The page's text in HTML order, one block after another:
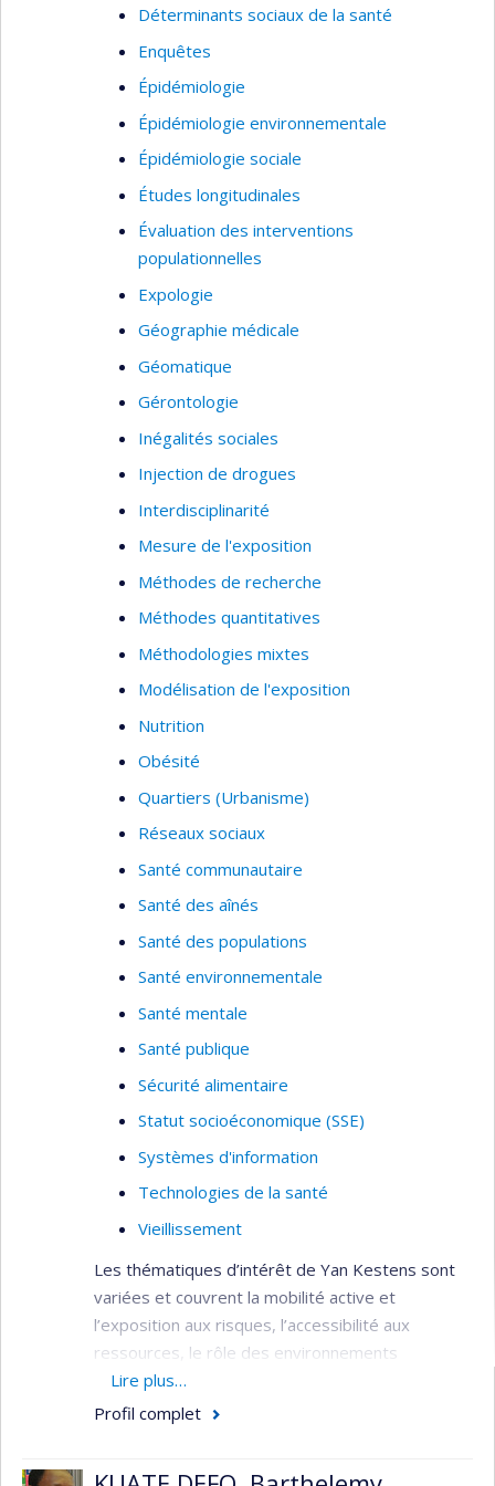
ces interventions de santé publique peuvent
changer les voisinages pour le mieux.
Déterminants sociaux de la santé
Enquêtes
Épidémiologie
Épidémiologie environnementale
Épidémiologie sociale
Études longitudinales
Évaluation des interventions
populationnelles
Expologie
Géographie médicale
Géomatique
Gérontologie
Inégalités sociales
Injection de drogues
Interdisciplinarité
Mesure de l'exposition
Méthodes de recherche
Méthodes quantitatives
Méthodologies mixtes
Modélisation de l'exposition
Nutrition
Obésité
Quartiers (Urbanisme)
Réseaux sociaux
Santé communautaire
Santé des aînés
Santé des populations
Santé environnementale
Santé mentale
Santé publique
Sécurité alimentaire
Statut socioéconomique (SSE)
Systèmes d'information
Technologies de la santé
Vieillissement
Les thématiques d’intérêt de Yan Kestens sont
variées et couvrent la mobilité active et
l’exposition aux risques, l’accessibilité aux
ressources, le rôle des environnements
alimentaires, le vieillissement et la santé mentale.
Développement et application d’outils de
caractériser les facteurs et processus
Lire plus…
Profil complet